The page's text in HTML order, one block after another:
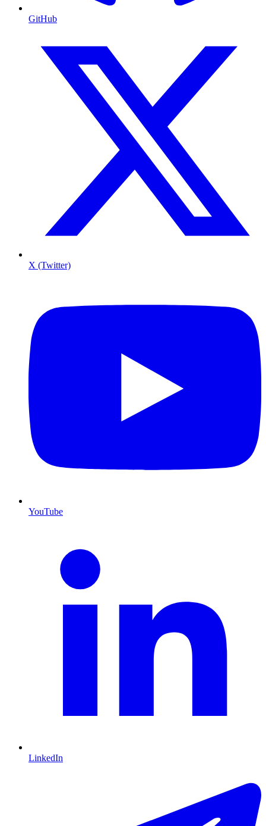
GitHub
X (Twitter)
YouTube
LinkedIn